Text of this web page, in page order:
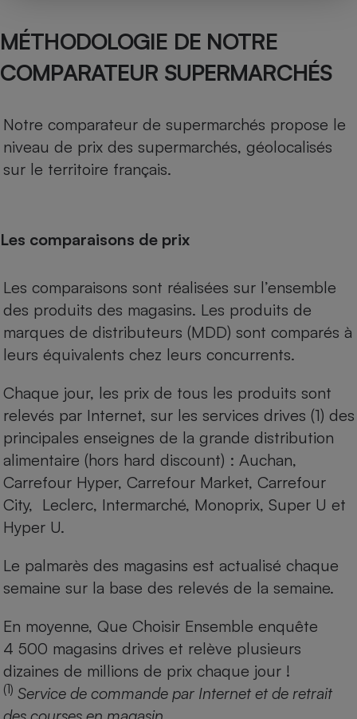
MÉTHODOLOGIE DE NOTRE
COMPARATEUR SUPERMARCHÉS
Notre comparateur de supermarchés propose le
niveau de prix des supermarchés, géolocalisés
sur le territoire français.
Les comparaisons de prix
Les comparaisons sont réalisées sur l’ensemble
des produits des magasins. Les produits de
marques de distributeurs (MDD) sont comparés à
leurs équivalents chez leurs concurrents.
Chaque jour, les prix de tous les produits sont
relevés par Internet, sur les services drives (1) des
principales enseignes de la grande distribution
alimentaire (hors hard discount) : Auchan,
Carrefour Hyper, Carrefour Market, Carrefour
City, Leclerc, Intermarché, Monoprix, Super U et
Hyper U.
Le palmarès des magasins est actualisé chaque
semaine sur la base des relevés de la semaine.
En moyenne, Que Choisir Ensemble enquête
4 500 magasins drives et relève plusieurs
dizaines de millions de prix chaque jour !
(1) Service de commande par Internet et de retrait